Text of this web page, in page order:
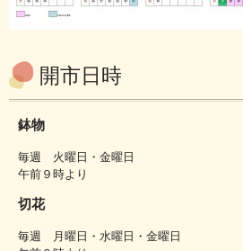
開市日時
鉢物
毎週 火曜日・金曜日
午前９時より
切花
毎週 月曜日・水曜日・金曜日